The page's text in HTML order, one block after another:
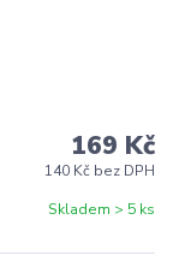
Skladem > 5 ks
169 Kč
140 Kč bez DPH